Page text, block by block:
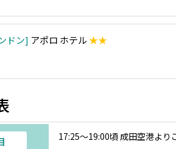
ドン アポロ ホテル ★★
17:25～19:00頃 成田空港よ